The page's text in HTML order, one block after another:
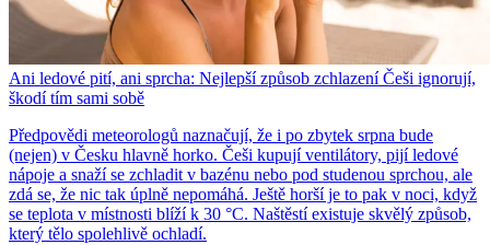
Ani ledové pití, ani sprcha: Nejlepší způsob zchlazení Češi ignorují,
škodí tím sami sobě
Předpovědi meteorologů naznačují, že i po zbytek srpna bude
(nejen) v Česku hlavně horko. Češi kupují ventilátory, pijí ledové
nápoje a snaží se zchladit v bazénu nebo pod studenou sprchou, ale
zdá se, že nic tak úplně nepomáhá. Ještě horší je to pak v noci, když
se teplota v místnosti blíží k 30 °C. Naštěstí existuje skvělý způsob,
který tělo spolehlivě ochladí.